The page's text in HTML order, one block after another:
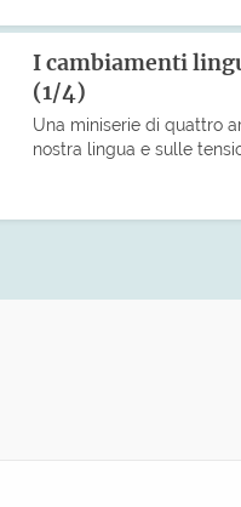
I cambiamenti
(1/4)
Una miniserie di quattro
nostra lingua e sulle